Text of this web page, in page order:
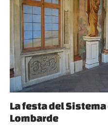
La festa del
Lombarde